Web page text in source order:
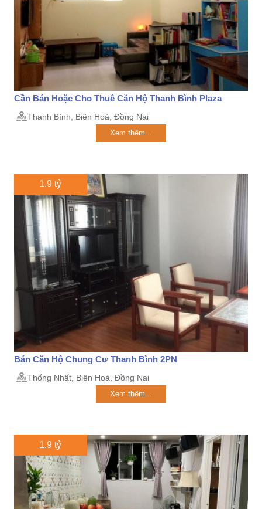
Cần Bán Hoặc Cho Thuê Căn Hộ Thanh Bình Plaza
Thanh Bình, Biên Hoà, Đồng Nai
Xem thêm...
1.9 tỷ
Bán Căn Hộ Chung Cư Thanh Bình 2PN
Thống Nhất, Biên Hoà, Đồng Nai
Xem thêm...
1.9 tỷ